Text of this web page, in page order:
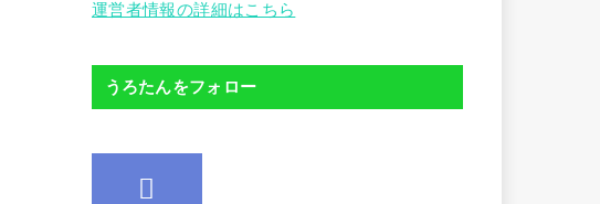
運営者情報の詳細はこちら
うろたんをフォロー